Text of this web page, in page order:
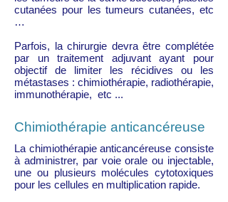
cutanées pour les tumeurs cutanées, etc
…
Parfois, la chirurgie devra être complétée
par un traitement adjuvant ayant pour
objectif de limiter les récidives ou les
métastases : chimiothérapie, radiothérapie,
immunothérapie, etc ...
Chimiothérapie anticancéreuse
La chimiothérapie anticancéreuse consiste
à administrer, par voie orale ou injectable,
une ou plusieurs molécules cytotoxiques
pour les cellules en multiplication rapide.